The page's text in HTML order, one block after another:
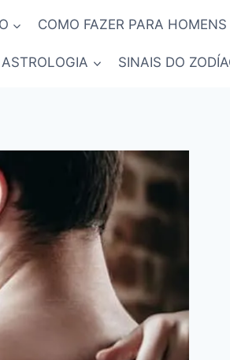
COMO FAZER PARA HOMENS
ASTROLOGIA SINAIS DO